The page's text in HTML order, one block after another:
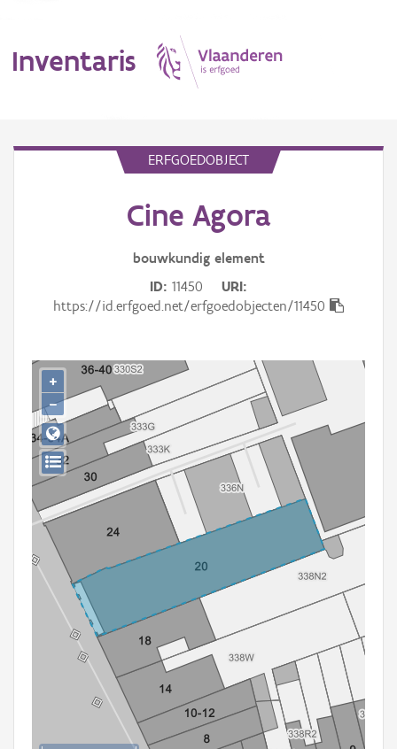
Inventaris
Gebeurtenis
Persoon of collectief
Downloads
Hergebruik
Aanmelden
ERFGOEDOBJECT
Cine Agora
bouwkundig element
ID 11450
URI
https://id.erfgoed.net/erfgoedobjecten/11450
+
−